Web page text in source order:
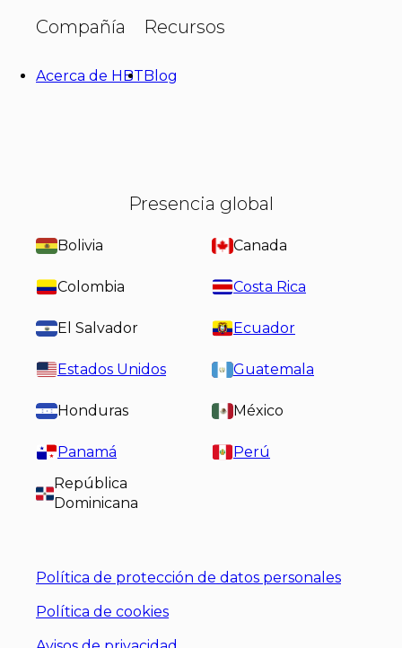
Compañía
Acerca de HBT
Recursos
Blog
Presencia global
Bolivia Canada
Colombia Costa Rica
El Salvador Ecuador
Estados Unidos Guatemala
Honduras México
Panamá
Perú
República
Dominicana
Política de protección de datos personales
Política de cookies